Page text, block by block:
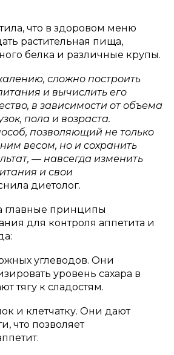
что в здоровом меню
растительная пища,
белка и различные крупы.
сложно построить
и вычислить его
в зависимости от объема
пола и возраста.
позволяющий не только
весом, но и сохранить
— навсегда изменить
и свои
диетолог.
главные принципы
для контроля аппетита и
углеводов. Они
уровень сахара в
тягу к сладостям.
и клетчатку. Они дают
что позволяет